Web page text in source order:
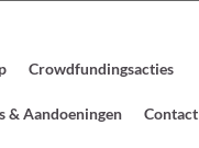
Crowdfundingsacties
& Aandoeningen Contact